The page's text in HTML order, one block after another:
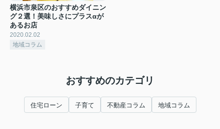
横浜市泉区のおすすめダイニン
グ２選！美味しさにプラスαが
あるお店
2020.02.02
地域コラム
おすすめのカテゴリ
住宅ローン 子育て 不動産コラム 地域コラム